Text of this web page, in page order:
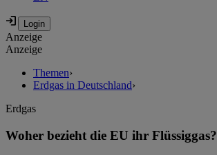
Anzeige
Anzeige
Themen›
Erdgas in Deutschland›
Erdgas
Woher bezieht die EU ihr Flüssiggas?